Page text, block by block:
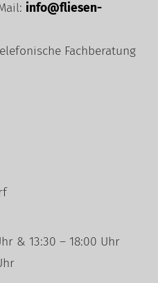
info@fliesen-
Fachberatung
& 13:30 – 18:00 Uhr